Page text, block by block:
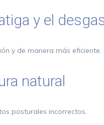
y el
y de manera más eficiente.
natural
posturales incorrectos.